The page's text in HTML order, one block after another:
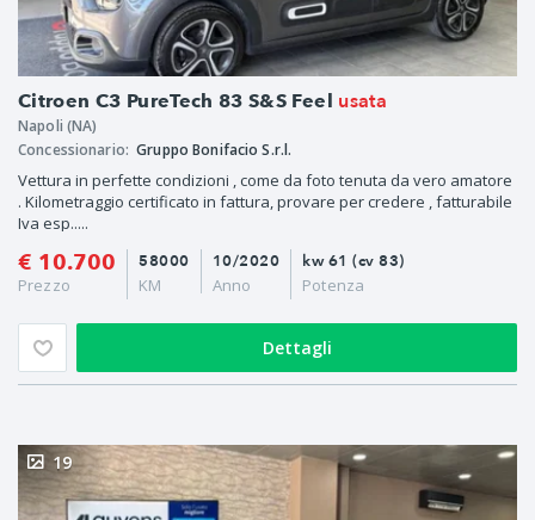
Citroen C3 PureTech 83 S&S Feel usata
Napoli (NA)
Concessionario: Gruppo Bonifacio S.r.l.
Vettura in perfette condizioni , come da foto tenuta da vero amatore
. Kilometraggio certificato in fattura, provare per credere , fatturabile
Iva esp.....
€ 10.700
Prezzo
10/2020
Anno
58000
KM
kw 61 (cv 83)
Potenza
Dettagli
19